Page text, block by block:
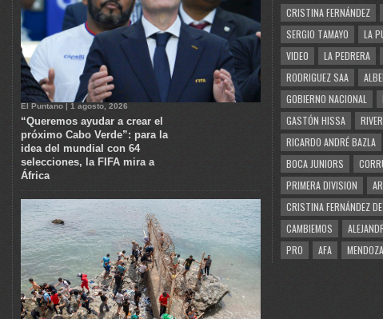
El Puntano | 1 agosto, 2026
“Queremos ayudar a crear el
próximo Cabo Verde”: para la
idea del mundial con 64
selecciones, la FIFA mira a
África
CRISTINA FERNÁNDEZ
SERGIO TAMAYO
LA
VIDEO
LA PEDRERA
RODRIGUEZ SAA
GOBIERNO NACIONAL
GASTÓN HISSA
RICARDO ANDRÉ BAZLA
BOCA JUNIORS
PRIMERA DIVISION
CRISTINA FERNÁNDEZ
CAMBIEMOS
PRO
AFA MENDOZA